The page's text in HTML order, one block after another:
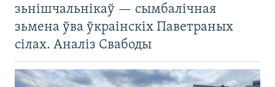
зьнішчальнікаў — сымбалічная
зьмена ўва ўкраінскіх Паветраных
сілах. Аналіз Свабоды